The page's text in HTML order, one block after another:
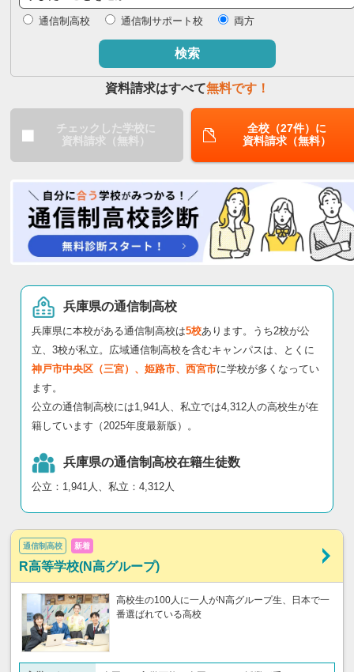
通信制高校 通信制サポート校 両方
検索
資料請求はすべて無料です！
チェックした学校に
資料請求（無料）
全校（27件）に
資料請求（無料）
兵庫県の通信制高校
兵庫県に本校がある通信制高校は5校あります。うち2校が公
立、3校が私立。広域通信制高校を含むキャンパスは、とくに
神戸市中央区（三宮）、姫路市、西宮市に学校が多くなってい
ます。
公立の通信制高校には1,941人、私立では4,312人の高校生が在
籍しています（2025年度最新版）。
兵庫県の通信制高校在籍生徒数
公立：1,941人、私立：4,312人
通信制高校 新着
R高等学校(N高グループ)
高校生の100人に一人がN高グループ生、日本で一
番選ばれている高校